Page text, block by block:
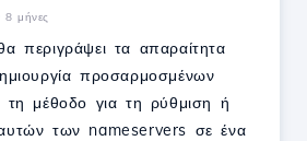
8 μήνες
περιγράψει τα απαραίτητα
προσαρμοσμένων
τη μέθοδο για τη ρύθμιση ή
των nameservers σε ένα